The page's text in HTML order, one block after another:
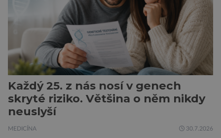
Každý 25. z nás nosí v genech
skryté riziko. Většina o něm nikdy
neuslyší
MEDICÍNA 30.7.2026